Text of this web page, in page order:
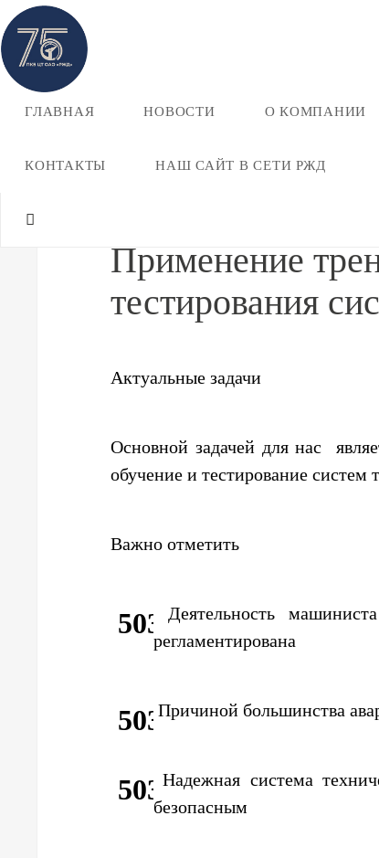
ГЛАВНАЯ НОВОСТИ О КОМПАНИИ
КОНТАКТЫ НАШ САЙТ В СЕТИ РЖД
Применение
тестирования
Актуальные задачи
Основной задачей для нас
обучение и тестирование систем
Важно отметить
Деятельность
регламентирована
Причиной большинства
Надежная система
безопасным